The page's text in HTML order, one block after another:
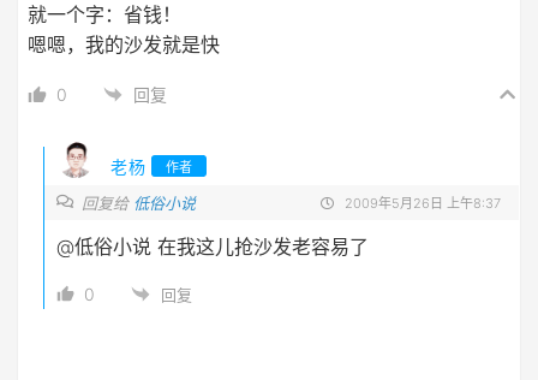
就一个字：省钱！
嗯嗯，我的沙发就是快
0 回复
老杨 作者
回复给 低俗小说 2009年5月26日 上午8:37
@低俗小说 在我这儿抢沙发老容易了
0 回复